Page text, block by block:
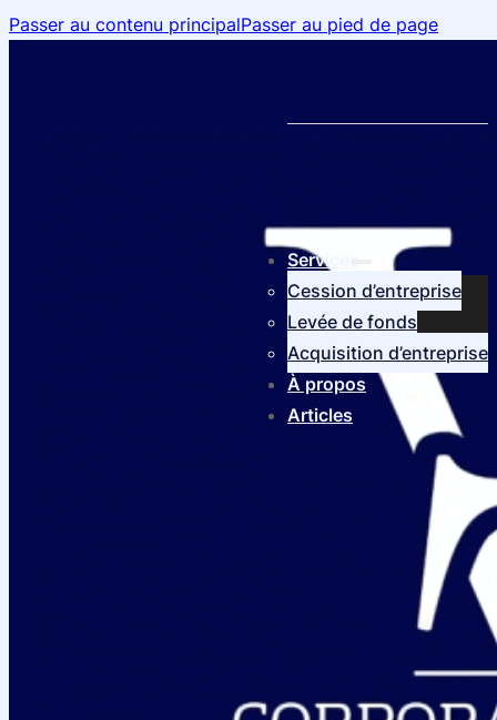
Passer au contenu principalPasser au pied de page
Services
Cession d’entreprise
Levée de fonds
Acquisition d’entreprise
À propos
Articles